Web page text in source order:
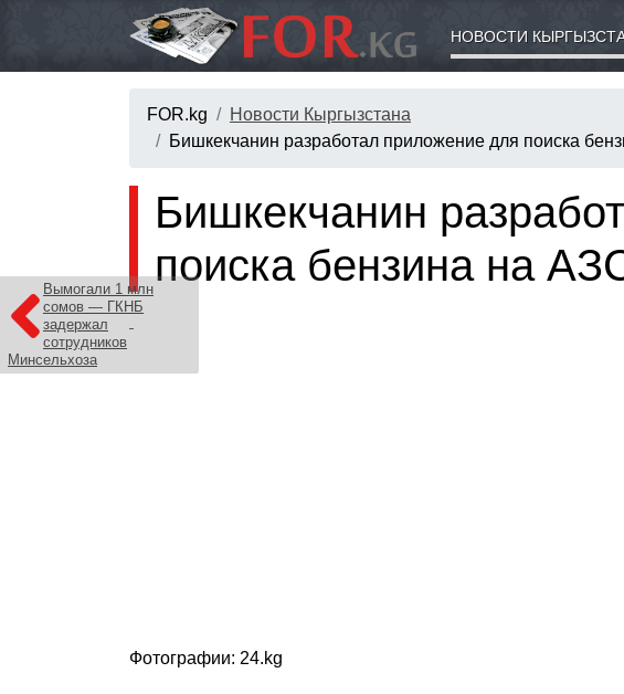
НОВОСТИ
FOR.kg
Новости Кыргызстана
Бишкекчанин разработал приложение для поиска
Вымогали 1 млн
сомов — ГКНБ
задержал
сотрудников
Минсельхоза
Бишкекчанин
поиска бензина на
Фотографии: 24.kg